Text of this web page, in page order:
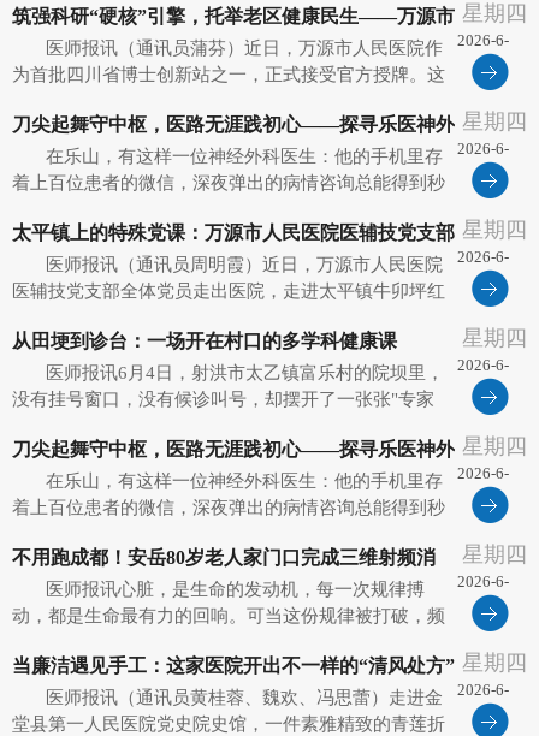
属火速驱车送医。一场与死神竞速、为生命坚守的紧急
营救，就此拉开...
筑强科研“硬核”引擎，托举老区健康民生——万源市
人民医院入选首批四川省博士创新站
医师报讯（通讯员蒲芬）近日，万源市人民医院作
为首批四川省博士创新站之一，正式接受官方授牌。这
取得实质性突破，也是医院迈向高质量发展的重要里程
碑。 博士领衔，攻克肝胆难...
星期四
2026-6-
10
刀尖起舞守中枢，医路无涯践初心——探寻乐医神外
专家詹傲的“生命密码”
在乐山，有这样一位神经外科医生：他的手机里存
着上百位患者的微信，深夜弹出的病情咨询总能得到秒
山市人民医院神经外科医生詹傲。从医十余载，他将这
些日常的点滴温暖视作最珍贵的...
星期四
2026-6-
10
太平镇上的特殊党课：万源市人民医院医辅技党支部
把主题党日开在战场遗址上
医师报讯（通讯员周明霞）近日，万源市人民医院
医辅技党支部全体党员走出医院，走进太平镇牛卯坪红
足岗位担当作为"为主题的5月党员活动日。院党委书记
于克军、党委副书记兼院长...
星期四
2026-6-
10
从田埂到诊台：一场开在村口的多学科健康课
医师报讯6月4日，射洪市太乙镇富乐村的院坝里，
没有挂号窗口，没有候诊叫号，却摆开了一张张"专家
科、妇产科等多学科团队走进村组，这不仅是一场简单
的“送医下乡”公益活动，更...
星期四
2026-6-
10
刀尖起舞守中枢，医路无涯践初心——探寻乐医神外
专家詹傲的“生命密码”
在乐山，有这样一位神经外科医生：他的手机里存
着上百位患者的微信，深夜弹出的病情咨询总能得到秒
山市人民医院神经外科医生詹傲。从医十余载，他将这
些日常的点滴温暖视作最珍贵的...
星期四
2026-6-
10
不用跑成都！安岳80岁老人家门口完成三维射频消
融，室性早搏一刀"清零"
医师报讯心脏，是生命的发动机，每一次规律搏
动，都是生命最有力的回响。可当这份规律被打破，频
律，让人反复心悸、心慌。对高龄患者而言，更是身心
双重煎熬。 近日，安岳县人民...
星期四
2026-6-
10
当廉洁遇见手工：这家医院开出不一样的“清风处方”
医师报讯（通讯员黄桂蓉、魏欢、冯思蕾）走进金
堂县第一人民医院党史院史馆，一件素雅精致的青莲折
星期四
2026-6-
10